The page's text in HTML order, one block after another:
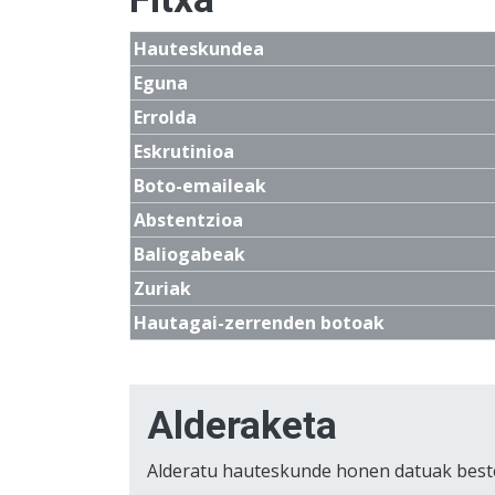
Hauteskundea
Eguna
Errolda
Eskrutinioa
Boto-emaileak
Abstentzioa
Baliogabeak
Zuriak
Hautagai-zerrenden botoak
Alderaketa
Alderatu hauteskunde honen datuak